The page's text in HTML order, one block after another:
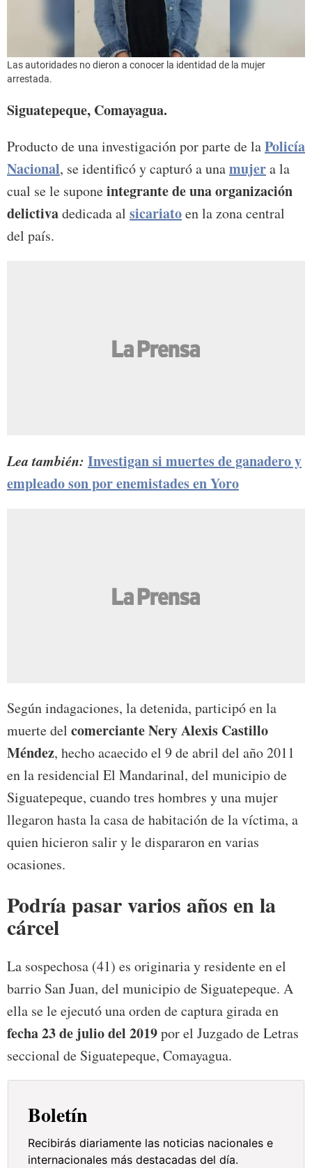
Las autoridades no dieron a conocer la identidad de la mujer
arrestada.
Siguatepeque, Comayagua.
Producto de una investigación por parte de laPolicía
Nacional, se identificó y capturó a unamujera la
cual se le suponeintegrante de una organización
delictivadedicada al sicariatoen la zona central
del país.
Lea también: Investigan si muertes de ganadero y
empleado son por enemistades en Yoro
Según indagaciones, la detenida, participó en la
muerte del comerciante Nery Alexis Castillo
Méndez, hecho acaecido el 9 de abril del año 2011
en la residencial El Mandarinal, del municipio de
Siguatepeque, cuando tres hombres y una mujer
llegaron hasta la casa de habitación de la víctima, a
quien hicieron salir y le dispararon en varias
ocasiones.
Podría pasar varios años en la
cárcel
La sospechosa (41) es originaria y residente en el
barrio San Juan, del municipio de Siguatepeque. A
ella se le ejecutó una orden de captura girada en
fecha 23 de julio del 2019por el Juzgado de Letras
seccional de Siguatepeque, Comayagua.
Boletín
Recibirás diariamente las noticias nacionales e
internacionales más destacadas del día.